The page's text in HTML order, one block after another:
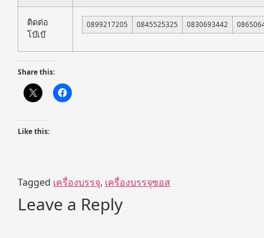
ติดต่อ
โบ๊เบ๊
0899217205 0845525325 0830693442
Share this:
Like this:
Tagged เครื่องบรรจุ, เครื่องบรรจุซอส
Leave a Reply